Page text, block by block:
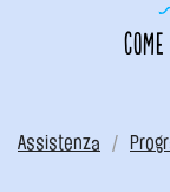
Assistenza